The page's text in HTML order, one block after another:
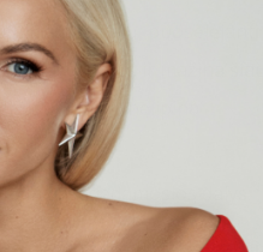
natūralų, puoselėjantį
plaukus ir mažina
ir nelipina
apsauga
sudedamosios dalys: